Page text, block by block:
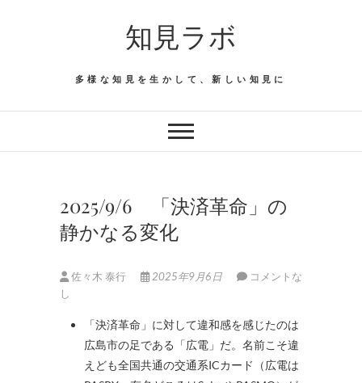
知見ラボ
多様な知見を生かして、新しい知見に
2025/9/6 「決済革命」の
静かなる変化
佐々木 泰行 2025年9月6日
コメントな
し
「決済革命」に対して違和感を感じたのは
広島市の足である「広電」だ。名前こそ違
えども全国共通の交通系ICカード（広電は